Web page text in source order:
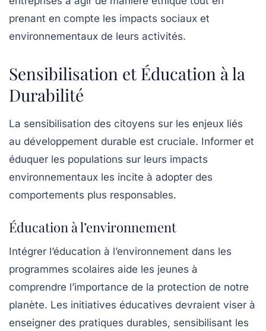
prenant en compte les impacts sociaux et
environnementaux de leurs activités.
Sensibilisation et Éducation à la
Durabilité
La sensibilisation des citoyens sur les enjeux liés
au développement durable est cruciale. Informer et
éduquer les populations sur leurs impacts
environnementaux les incite à adopter des
comportements plus responsables.
Éducation à l’environnement
Intégrer l’éducation à l’environnement dans les
programmes scolaires aide les jeunes à
comprendre l’importance de la protection de notre
planète. Les initiatives éducatives devraient viser à
enseigner des pratiques durables, sensibilisant les